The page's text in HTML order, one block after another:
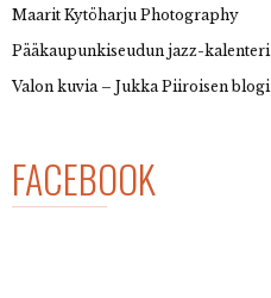
Maarit Kytöharju Photography
Pääkaupunkiseudun jazz-kalenteri
Valon kuvia – Jukka Piiroisen blogi
FACEBOOK